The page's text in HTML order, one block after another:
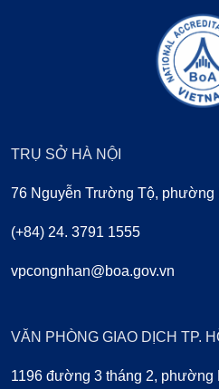
TRỤ SỞ HÀ NỘI
76 Nguyễn Trường Tộ, phường
(+84) 24. 3791 1555
vpcongnhan@boa.gov.vn
VĂN PHÒNG GIAO DỊCH TP.
1196 đường 3 tháng 2, phường